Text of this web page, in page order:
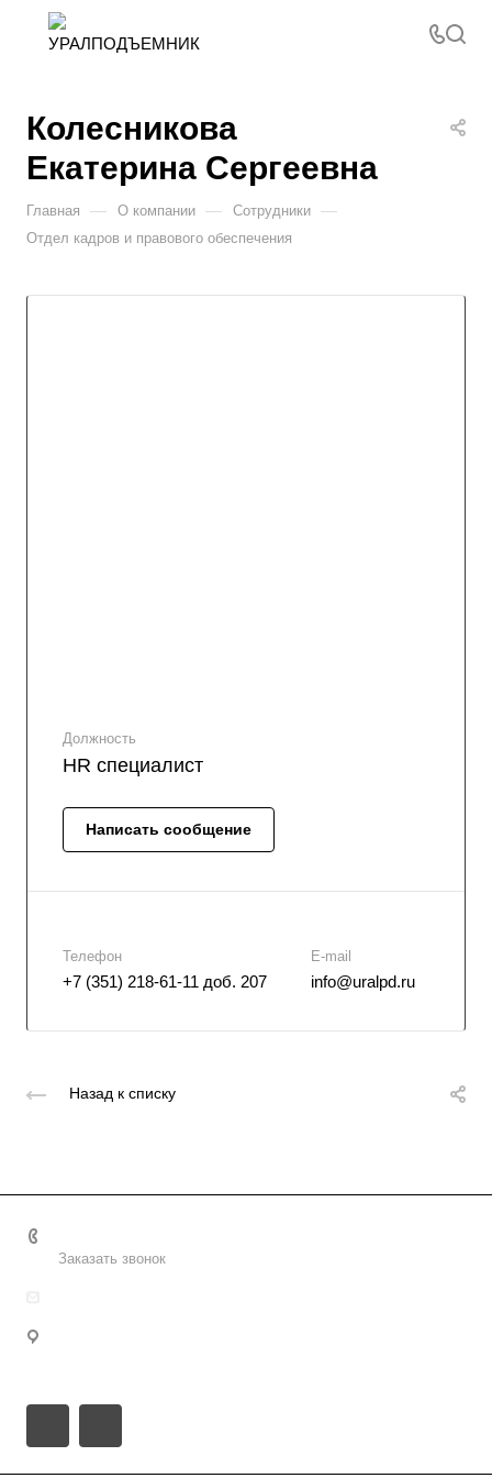
Колесникова
Екатерина Сергеевна
Главная — О компании — Сотрудники —
Отдел кадров и правового обеспечения
Должность
HR специалист
Написать сообщение
Телефон
+7 (351) 218-61-11 доб. 207
E-mail
info@uralpd.ru
Назад к списку
Заказать звонок